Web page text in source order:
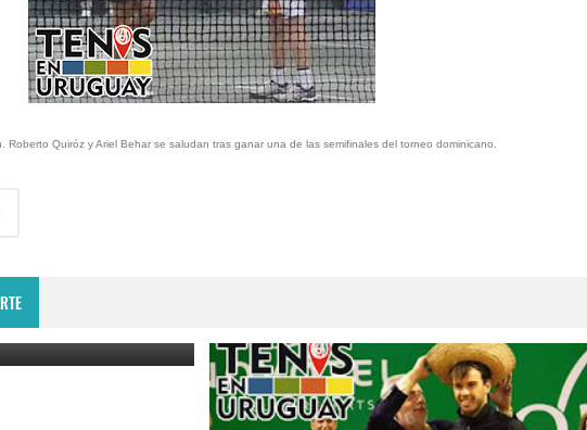
Roberto Quiróz y Ariel Behar se saludan tras ganar una de las semifinales del torneo dominicano.
ATP de Perú
2025